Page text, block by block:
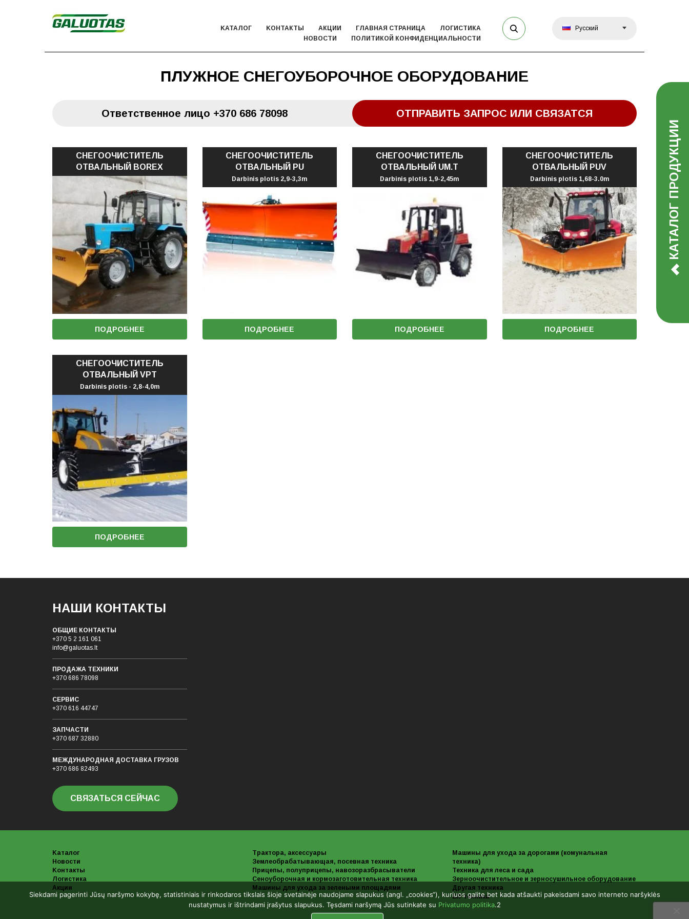
KАТАЛОГ KОНТАКТЫ АКЦИИ ГЛАВНАЯ СТРАНИЦА
ЛОГИСТИКА
НОВОСТИ
ПОЛИТИКОЙ КОНФИДЕНЦИАЛЬНОСТИ
Русский
КАТАЛОГ ПРОДУКЦИИ
ПЛУЖНОЕ СНЕГОУБОРОЧНОЕ ОБОРУДОВАНИЕ
Oтветственное лицо +370 686 78098 ОТПРАВИТЬ ЗАПРОС ИЛИ СВЯЗАТСЯ
СНЕГООЧИСТИТЕЛЬ
ОТВАЛЬНЫЙ BOREX
ПОДРОБНЕЕ
СНЕГООЧИСТИТЕЛЬ
ОТВАЛЬНЫЙ PU
Darbinis plotis 2,9-3,3m
ПОДРОБНЕЕ
СНЕГООЧИСТИТЕЛЬ
ОТВАЛЬНЫЙ UM.T
Darbinis plotis 1,9-2,45m
ПОДРОБНЕЕ
СНЕГООЧИСТИТЕЛЬ
ОТВАЛЬНЫЙ PUV
Darbinis plotis 1,68-3.0m
ПОДРОБНЕЕ
СНЕГООЧИСТИТЕЛЬ
ОТВАЛЬНЫЙ VPT
Darbinis plotis - 2,8-4,0m
ПОДРОБНЕЕ
НАШИ КОНТАКТЫ
ОБЩИЕ КОНТАКТЫ
+370 5 2 161 061
info@galuotas.lt
ПРОДАЖА ТЕХНИКИ
+370 686 78098
СЕРВИС
+370 616 44747
ЗАПЧАСТИ
+370 687 32880
МЕЖДУНАРОДНАЯ ДОСТАВКА ГРУЗОB
+370 686 82493
СВЯЗАТЬСЯ СЕЙЧАС
Kаталог
Новости
Kонтакты
Логистика
Акции
Трактора, аксессуары
Землеобрабатывающая, посевная техника
Прицепы, полуприцепы, навозоразбрасыватели
Сеноуборочная и кормозаготовительная техника
Машины для ухода за зелеными площадями
Машины для ухода за дорогами (комунальная
техника)
Техника для леса и сада
Зерноочистительное и зерносушильное оборудование
Другая техника
Б/У техника
Siekdami pagerinti Jūsų naršymo kokybę, statistiniais ir rinkodaros tikslais šioje svetainėje naudojame slapukus (angl. „cookies“), kuriuos galite bet kada atšaukti pakeisdami savo interneto naršyklės
nustatymus ir ištrindami įrašytus slapukus. Tęsdami naršymą Jūs sutinkate su Privatumo politika.2